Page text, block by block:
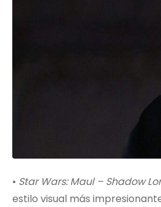
• Star Wars: Maul – Shadow
estilo visual más